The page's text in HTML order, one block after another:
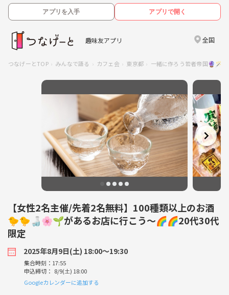
アプリを入手 アプリで開く
趣味友アプリ 全国
つなげーとTOP みんなで語る カフェ会 東京都 一緒に作ろう若者帝国
【女性2名主催/先着2名無料】100種類以上のお酒
🐤🐤🍶🌸🌱があるお店に行こう〜🌈🌈20代30代
限定
2025年8月9日(土) 18:00〜19:30
集合時刻：17:55
申込締切： 8/9(土) 18:00
Googleカレンダーに追加する